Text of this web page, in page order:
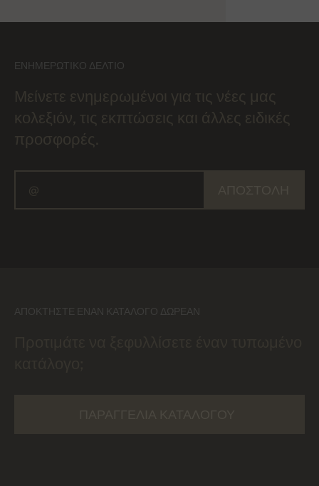
ΕΝΗΜΕΡΩΤΙΚΌ ΔΕΛΤΊΟ
Μείνετε ενημερωμένοι για τις νέες μας
κολεξιόν, τις εκπτώσεις και άλλες ειδικές
προσφορές.
ΑΠΟΚΤΉΣΤΕ ΈΝΑΝ ΚΑΤΆΛΟΓΟ ΔΩΡΕΆΝ